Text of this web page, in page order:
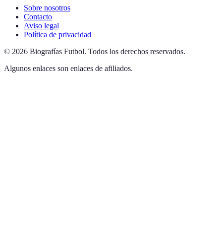
Sobre nosotros
Contacto
Aviso legal
Política de privacidad
© 2026 Biografías Futbol. Todos los derechos reservados.
Algunos enlaces son enlaces de afiliados.